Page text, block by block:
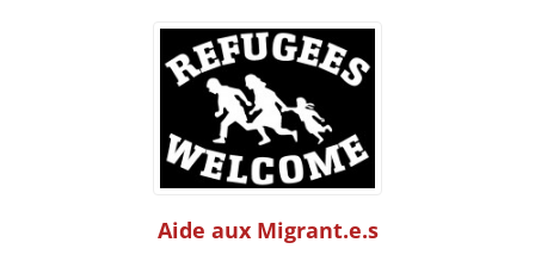
Aide aux Migrant.e.s